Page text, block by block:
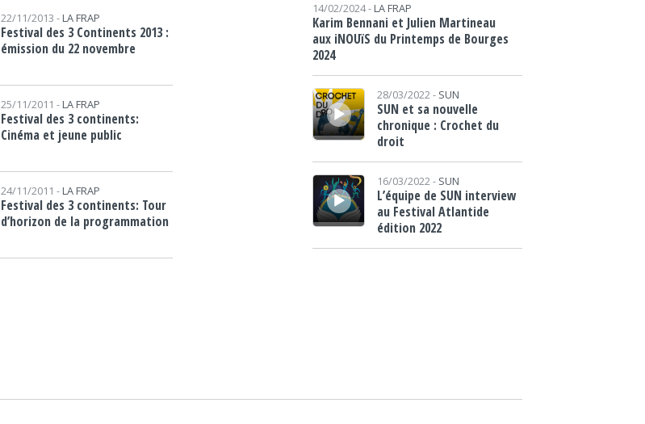
22/11/2013 - LA FRAP
Festival des 3 Continents 2013 :
émission du 22 novembre
25/11/2011 - LA FRAP
Festival des 3 continents:
Cinéma et jeune public
24/11/2011 - LA FRAP
Festival des 3 continents: Tour
d’horizon de la programmation
14/02/2024 - LA FRAP
Karim Bennani et Julien Martineau
aux iNOUïS du Printemps de Bourges
2024
Lecteur audio
28/03/2022 - SUN
SUN et sa nouvelle
chronique : Crochet du
droit
Lecteur audio
16/03/2022 - SUN
L’équipe de SUN interview
au Festival Atlantide
édition 2022